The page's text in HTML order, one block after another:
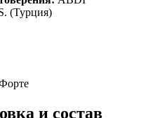
(Турция)
и состав